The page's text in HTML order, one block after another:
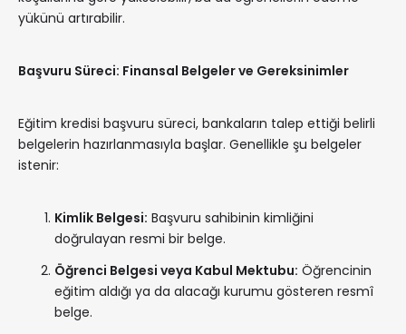
yükünü artırabilir.
Başvuru Süreci: Finansal Belgeler ve Gereksinimler
Eğitim kredisi başvuru süreci, bankaların talep ettiği belirli
belgelerin hazırlanmasıyla başlar. Genellikle şu belgeler
istenir:
Kimlik Belgesi: Başvuru sahibinin kimliğini
doğrulayan resmi bir belge.
Öğrenci Belgesi veya Kabul Mektubu: Öğrencinin
eğitim aldığı ya da alacağı kurumu gösteren resmî
belge.